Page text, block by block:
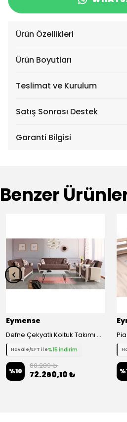
Ürün Özellikleri
Ürün Boyutları
Teslimat ve Kurulum
Satış Sonrası Destek
Garanti Bilgisi
Benzer
Eymense
Defne Çekyatlı Koltuk Takımı 3+3+1+1 - Kahverengi
Havale/EFT ile%15 indirim
%10
80.289 ₺
72.260,10 ₺ %